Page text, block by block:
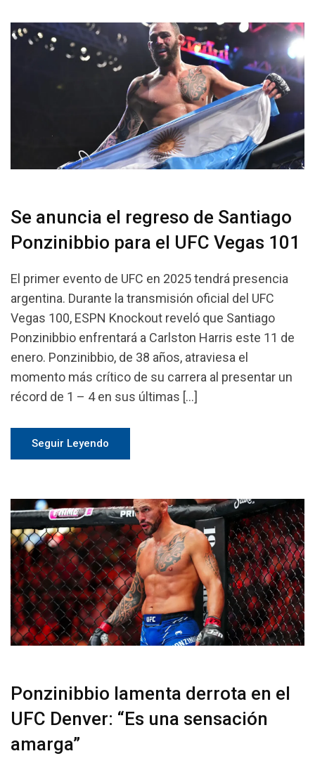
Se anuncia el regreso de Santiago
Ponzinibbio para el UFC Vegas 101
El primer evento de UFC en 2025 tendrá presencia
argentina. Durante la transmisión oficial del UFC
Vegas 100, ESPN Knockout reveló que Santiago
Ponzinibbio enfrentará a Carlston Harris este 11 de
enero. Ponzinibbio, de 38 años, atraviesa el
momento más crítico de su carrera al presentar un
récord de 1 – 4 en sus últimas […]
Seguir Leyendo
Ponzinibbio lamenta derrota en el
UFC Denver: “Es una sensación
amarga”